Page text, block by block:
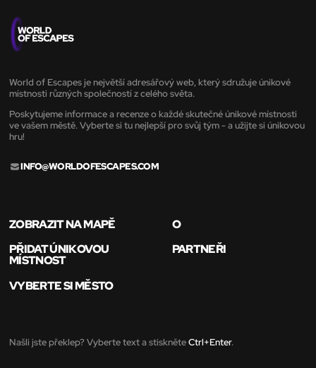
World of Escapes je největší adresářový web, který sdružuje únikové
místnosti různých společností z celého světa.
Poskytujeme informace a recenze o každé skutečné únikové místnosti
ve vašem městě. Vyberte si tu nejlepší pro svůj tým - a užijte si únikovou
hru!
INFO@WORLDOFESCAPES.COM
ZOBRAZIT NA MAPĚ
O
PŘIDAT ÚNIKOVOU
MÍSTNOST
PARTNEŘI
VYBERTE SI MĚSTO
Našli jste překlep? Vyberte text a stiskněteCtrl+Enter.